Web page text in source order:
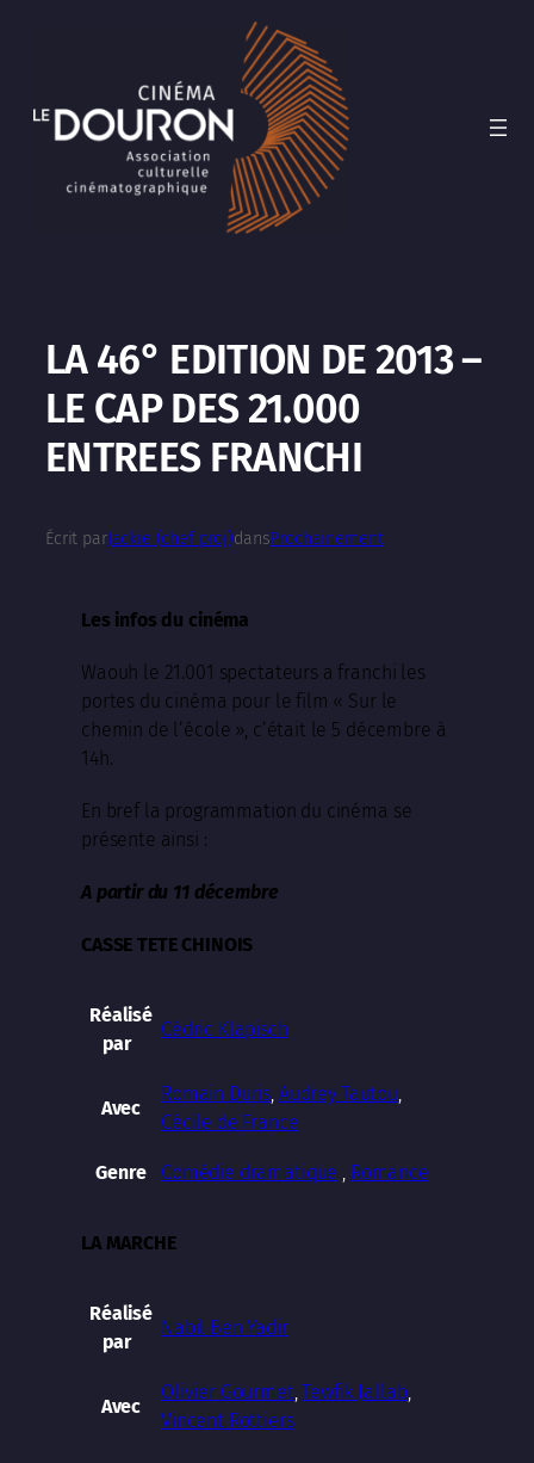
LA 46° EDITION DE 2013 –
LE CAP DES 21.000
ENTREES FRANCHI
Écrit parJackie (chef proj)dansProchainement
Les infos du cinéma
Waouh le 21.001 spectateurs a franchi les
portes du cinéma pour le film « Sur le
chemin de l’école », c’était le 5 décembre à
14h.
En bref la programmation du cinéma se
présente ainsi :
A partir du 11 décembre
CASSE TETE CHINOIS
Réalisé
par
Cédric Klapisch
Avec
Romain Duris Audrey Tautou
Cécile de France
Genre Comédie dramatique Romance
LA MARCHE
Réalisé
par
Nabil Ben Yadir
Avec
Olivier Gourmet ,Tewfik Jallab,
Vincent Rottiers